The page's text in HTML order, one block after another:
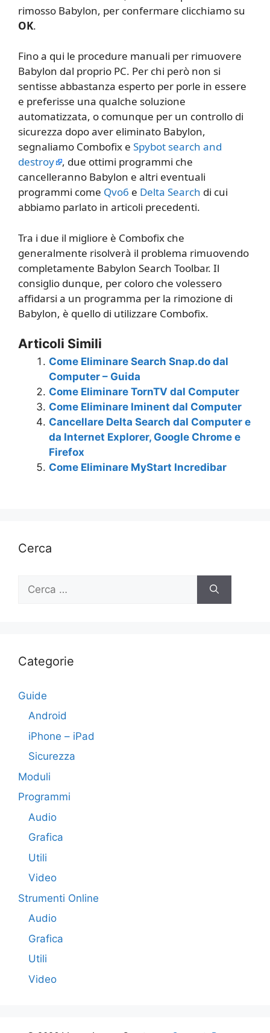
rimosso Babylon, per confermare clicchiamo su
OK.
Fino a qui le procedure manuali per rimuovere
Babylon dal proprio PC. Per chi però non si
sentisse abbastanza esperto per porle in essere
e preferisse una qualche soluzione
automatizzata, o comunque per un controllo di
sicurezza dopo aver eliminato Babylon,
segnaliamo Combofix e Spybot search and
destroy
, due ottimi programmi che
cancelleranno Babylon e altri eventuali
programmi come Qvo6 e Delta Search di cui
abbiamo parlato in articoli precedenti.
Tra i due il migliore è Combofix che
generalmente risolverà il problema rimuovendo
completamente Babylon Search Toolbar. Il
consiglio dunque, per coloro che volessero
affidarsi a un programma per la rimozione di
Babylon, è quello di utilizzare Combofix.
Articoli Simili
Come Eliminare Search Snap.do dal
Computer – Guida
Come Eliminare TornTV dal Computer
Come Eliminare Iminent dal Computer
Cancellare Delta Search dal Computer e
da Internet Explorer, Google Chrome e
Firefox
Come Eliminare MyStart Incredibar
Cerca
per:
Categorie
Guide
Android
iPhone – iPad
Sicurezza
Moduli
Programmi
Audio
Grafica
Utili
Video
Strumenti Online
Audio
Grafica
Utili
Video